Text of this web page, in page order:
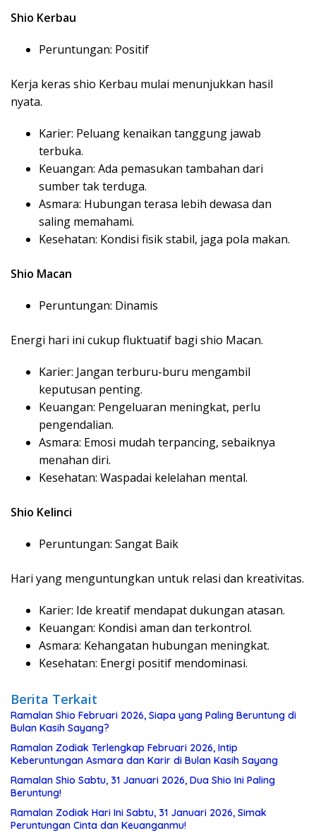
Shio Kerbau
Peruntungan: Positif
Kerja keras shio Kerbau mulai menunjukkan hasil
nyata.
Karier: Peluang kenaikan tanggung jawab
terbuka.
Keuangan: Ada pemasukan tambahan dari
sumber tak terduga.
Asmara: Hubungan terasa lebih dewasa dan
saling memahami.
Kesehatan: Kondisi fisik stabil, jaga pola makan.
Shio Macan
Peruntungan: Dinamis
Energi hari ini cukup fluktuatif bagi shio Macan.
Karier: Jangan terburu-buru mengambil
keputusan penting.
Keuangan: Pengeluaran meningkat, perlu
pengendalian.
Asmara: Emosi mudah terpancing, sebaiknya
menahan diri.
Kesehatan: Waspadai kelelahan mental.
Shio Kelinci
Peruntungan: Sangat Baik
Hari yang menguntungkan untuk relasi dan kreativitas.
Karier: Ide kreatif mendapat dukungan atasan.
Keuangan: Kondisi aman dan terkontrol.
Asmara: Kehangatan hubungan meningkat.
Kesehatan: Energi positif mendominasi.
Berita Terkait
Ramalan Shio Februari 2026, Siapa yang Paling Beruntung di
Bulan Kasih Sayang?
Ramalan Zodiak Terlengkap Februari 2026, Intip
Keberuntungan Asmara dan Karir di Bulan Kasih Sayang
Ramalan Shio Sabtu, 31 Januari 2026, Dua Shio Ini Paling
Beruntung!
Ramalan Zodiak Hari Ini Sabtu, 31 Januari 2026, Simak
Peruntungan Cinta dan Keuanganmu!